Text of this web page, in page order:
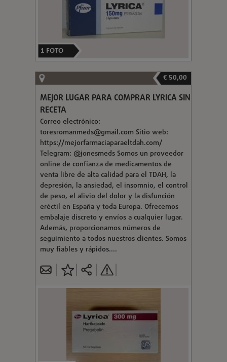
1 FOTO
€ 50,00
MEJOR LUGAR PARA COMPRAR LYRICA SIN
RECETA
Correo electrónico:
toresromanmeds@gmail.com Sitio web:
https://mejorfarmaciaparaeltdah.com/
Telegram: @jonesmeds Somos un proveedor
online de confianza de medicamentos de
venta libre de alta calidad para el TDAH, la
depresión, la ansiedad, el insomnio, el control
de peso, el alivio del dolor y la disfunción
eréctil en España y toda Europa. Ofrecemos
embalaje discreto y envíos a cualquier lugar.
Además, proporcionamos números de
seguimiento a todos nuestros clientes. Somos
muy fiables y rápidos....